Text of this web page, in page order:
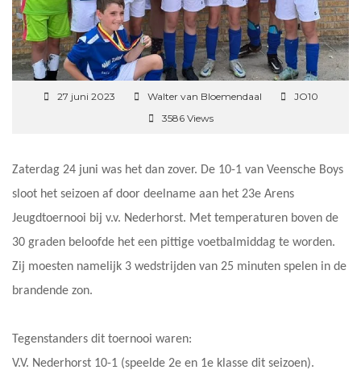
27 juni 2023 Walter van Bloemendaal
JO10
3586 Views
Zaterdag 24 juni was het dan zover. De 10-1 van Veensche Boys
sloot het seizoen af door deelname aan het 23e Arens
Jeugdtoernooi bij v.v. Nederhorst. Met temperaturen boven de
30 graden beloofde het een pittige voetbalmiddag te worden.
Zij moesten namelijk 3 wedstrijden van 25 minuten spelen in de
brandende zon.
Tegenstanders dit toernooi waren:
V.V. Nederhorst 10-1 (speelde 2e en 1e klasse dit seizoen).